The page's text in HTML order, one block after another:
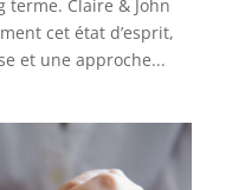
Claire & John
cet état d’esprit,
et une approche...